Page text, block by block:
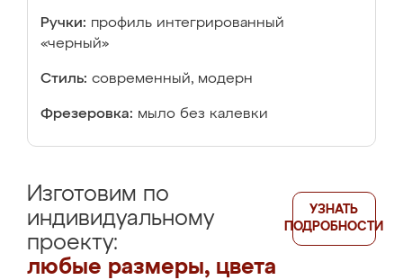
Ручки: профиль интегрированный
«черный»
Стиль: современный, модерн
Фрезеровка: мыло без калевки
Изготовим по
индивидуальному
проекту:
любые размеры, цвета
УЗНАТЬ
ПОДРОБНОСТИ